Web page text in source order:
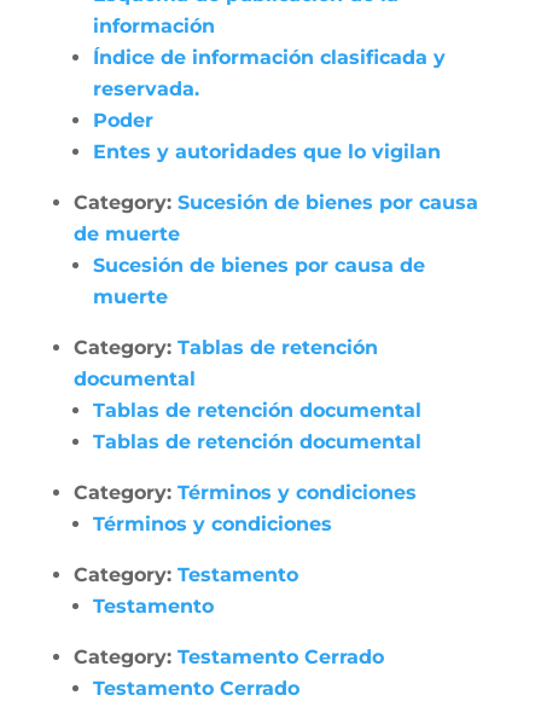
información
Índice de información clasificada y
reservada.
Poder
Entes y autoridades que lo vigilan
Category: Sucesión de bienes por causa
de muerte
Sucesión de bienes por causa de
muerte
Category: Tablas de retención
documental
Tablas de retención documental
Tablas de retención documental
Category: Términos y condiciones
Términos y condiciones
Category: Testamento
Testamento
Category: Testamento Cerrado
Testamento Cerrado